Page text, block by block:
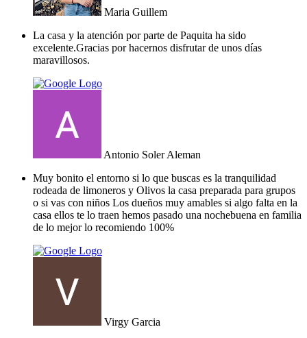
Maria Guillem
La casa y la atención por parte de Paquita ha sido
excelente.Gracias por hacernos disfrutar de unos días
maravillosos.
Antonio Soler Aleman
Muy bonito el entorno si lo que buscas es la tranquilidad
rodeada de limoneros y Olivos la casa preparada para grupos
o si vas con niños Los dueños muy amables si algo falta en la
casa ellos te lo traen hemos pasado una nochebuena en familia
de lo mejor lo recomiendo 100%
Virgy Garcia